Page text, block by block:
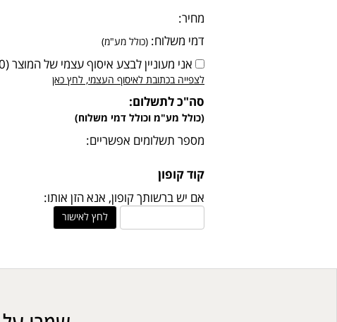
מחיר:
דמי משלוח: (כולל מע"מ)
אני מעוניין לבצע איסוף עצמי של המוצר(
לצפייה בכתובת לאיסוף העצמי, לחץ כאן
סה"כ לתשלום:
(כולל מע"מ וכולל דמי משלוח)
מספר תשלומים אפשריים:
קוד קופון
אם יש ברשותך קופון, אנא הזן אותו:
לחץ לאישור